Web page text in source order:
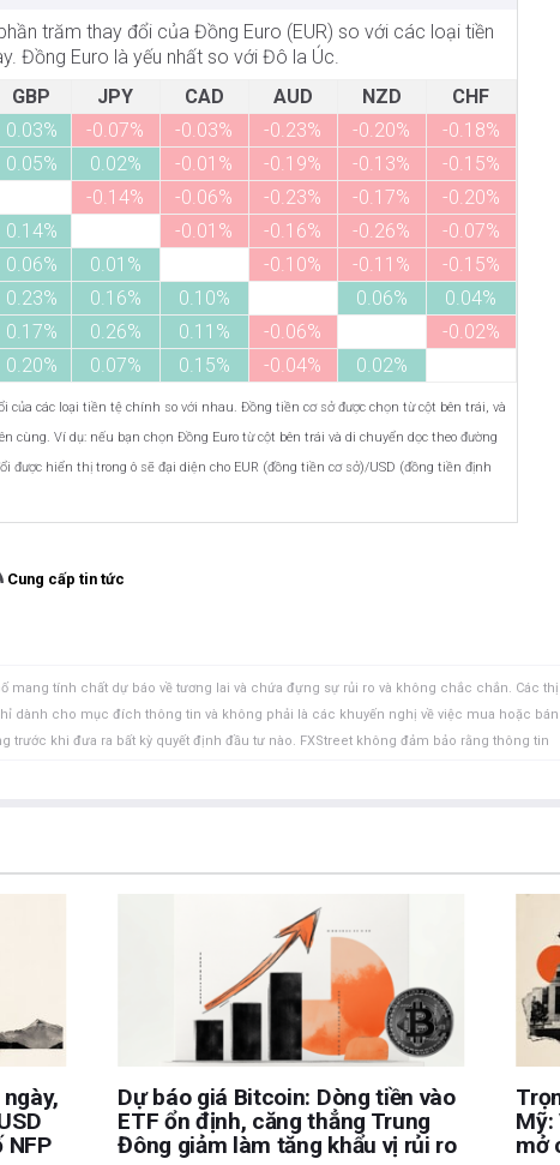
trăm thay đổi của Đồng Euro (EUR) so với các loại tiền
Đồng Euro là yếu nhất so với Đô la Úc.
GBP JPY CAD AUD NZD
CHF
0.03% -0.07% -0.03% -0.23% -0.20%
-0.18%
0.05% 0.02% -0.01% -0.19% -0.13%
-0.15%
-0.14% -0.06% -0.23% -0.17%
-0.20%
0.14% -0.01% -0.16% -0.26%
-0.07%
0.06% 0.01% -0.10% -0.11%
-0.15%
0.23% 0.16% 0.10% 0.06%
0.04%
0.17% 0.26% 0.11% -0.06%
-0.02%
0.20% 0.07% 0.15% -0.04% 0.02%
các loại tiền tệ chính so với nhau. Đồng tiền cơ sở được chọn từ cột bên trái, và
cùng. Ví dụ: nếu bạn chọn Đồng Euro từ cột bên trái và di chuyển dọc theo đường
được hiển thị trong ô sẽ đại diện cho EUR (đồng tiền cơ sở)/USD (đồng tiền định
Cung cấp tin tức
mang tính chất dự báo về tương lai và chứa đựng sự rủi ro và không chắc chắn. Các thị
dành cho mục đích thông tin và không phải là các khuyến nghị về việc mua hoặc bán
trước khi đưa ra bất kỳ quyết định đầu tư nào. FXStreet không đảm bảo rằng thông tin
là của các tác giả và không nhất thiết phản ánh chính sách hoặc quan điểm chính thức
nó. Tác giả sẽ không chịu trách nhiệm về thông tin được tìm thấy ở cuối các liên kết
viết, tại thời điểm viết bài, tác giả không nắm giữ vị thế nào đối với bất kỳ cổ phiếu
quan hệ kinh doanh với bất kỳ công ty nào được đề cập. Tác giả không nhận được tiền
được cá nhân hóa. Tác giả không cam đoan về tính chính xác, đầy đủ hoặc phù hợp
chịu trách nhiệm về bất kỳ sai sót, thiếu sót hoặc bất kỳ tổn thất, thương tích hoặc thiệt
hoặc sử dụng thông tin này. Ngoại trừ các lỗi và thiếu sót.
tư đã đăng ký và không có nội dung nào trong bài viết này nhằm mục đích tư vấn đầu
Dự báo giá Bitcoin: Dòng tiền vào
ETF ổn định, căng thẳng Trung
Đông giảm làm tăng khẩu vị rủi ro
Mỹ:
mở